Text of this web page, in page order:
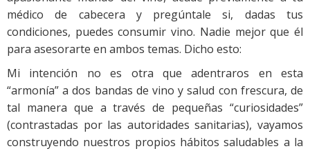
médico de cabecera y pregúntale si, dadas tus
condiciones, puedes consumir vino. Nadie mejor que él
para asesorarte en ambos temas. Dicho esto:
Mi intención no es otra que adentraros en esta
“armonía” a dos bandas de vino y salud con frescura, de
tal manera que a través de pequeñas “curiosidades”
(contrastadas por las autoridades sanitarias), vayamos
construyendo nuestros propios hábitos saludables a la